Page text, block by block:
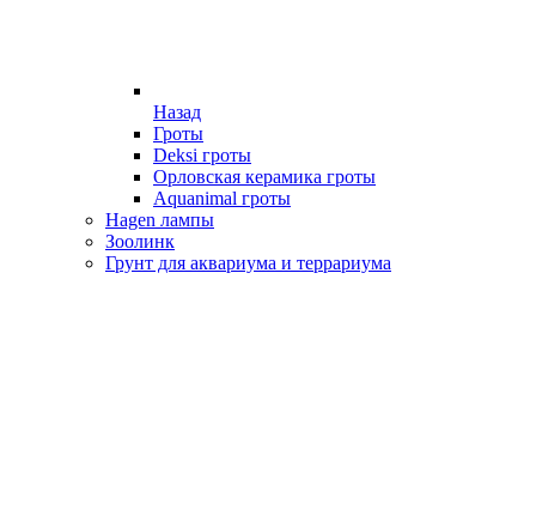
Назад
Гроты
Deksi гроты
Орловская керамика гроты
Aquanimal гроты
Hagen лампы
Зоолинк
Грунт для аквариума и террариума